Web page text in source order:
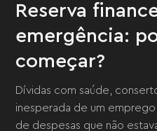
Reserva
emergência:
começar?
Dívidas com saúde,
inesperada de um
de despesas que não